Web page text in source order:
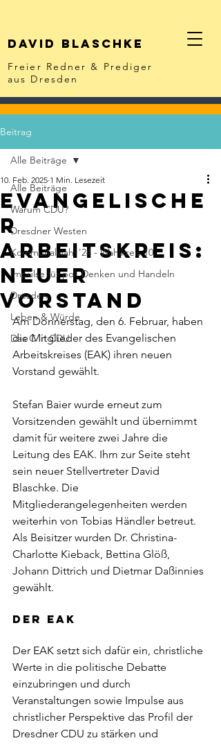
David Blaschke
Freier Redner & Prediger
aus Dresden
Beitrag
Alle Beiträge
Warum CDU?
Dresdner Westen
Kommunalwahl '24 - Wahlkreis 10
Impulse für pol. Denken und Handeln
Dresden
Leben & Würde
Das C in CDU
Alle Beiträge
Evangelische
r
Arbeitskreis:
Neuer
Vorstand
10. Feb. 2025 1 Min. Lesezeit
Am Donnerstag, den 6. Februar, haben
die Mitglieder des Evangelischen
Arbeitskreises (EAK) ihren neuen
Vorstand gewählt.
Stefan Baier wurde erneut zum
Vorsitzenden gewählt und übernimmt
damit für weitere zwei Jahre die
Leitung des EAK. Ihm zur Seite steht
sein neuer Stellvertreter David
Blaschke. Die
Mitgliederangelegenheiten werden
weiterhin von Tobias Händler betreut.
Als Beisitzer wurden Dr. Christina-
Charlotte Kieback, Bettina Glöß,
Johann Dittrich und Dietmar Daßinnies
gewählt.
Der EAK
Der EAK setzt sich dafür ein, christliche
Werte in die politische Debatte
einzubringen und durch
Veranstaltungen sowie Impulse aus
christlicher Perspektive das Profil der
Dresdner CDU zu stärken und